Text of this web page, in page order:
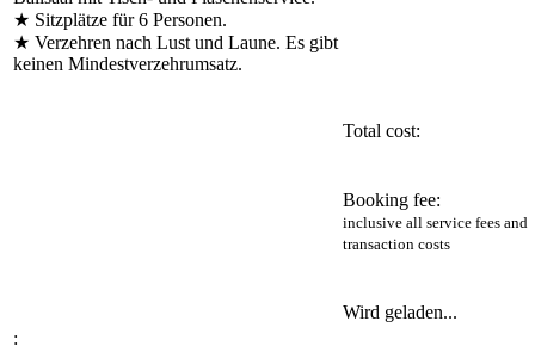
★ Sitzplätze für 6 Personen.
★ Verzehren nach Lust und Laune. Es gibt
keinen Mindestverzehrumsatz.
Total cost:
Booking fee:
inclusive all service fees and
transaction costs
Wird geladen...
: